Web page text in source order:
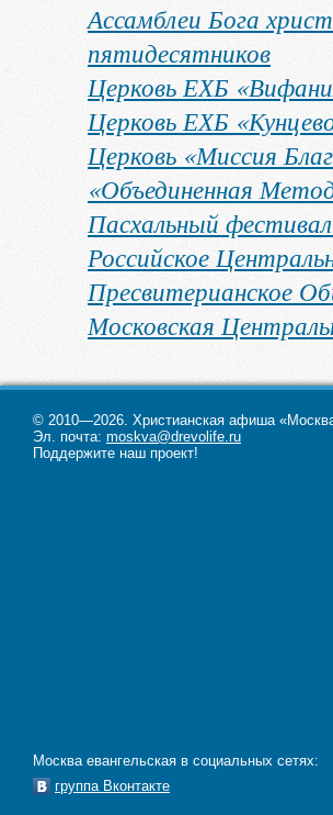
Ассамблеи Бога
пятидесятников
Церковь ЕХБ
Церковь ЕХБ
Церковь «Миссия
«Объединенная
Пасхальный
Российское
Пресвитерианское
Московская
© 2010—2026. Христианская афиша
Эл. почта: moskva@drevolife.ru
Поддержите наш проект!
Москва евангельская в социальных сетях:
группа Вконтакте